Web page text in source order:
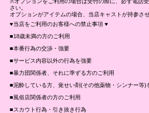
さい。
オプションがアイテムの場合、当店キャストが持参さ
♥当店をご利用のお客様への禁止事項 ♥
■18歳未満の方のご利用
■本番行為の交渉・強要
■サービス内容以外の行為を強要
■暴力団関係者、それに準ずる方のご利用
■泥酔している方、覚せい剤(その他薬物・シンナー等)
■風俗店関係者の方のご利用
■スカウト行為・引き抜き行為